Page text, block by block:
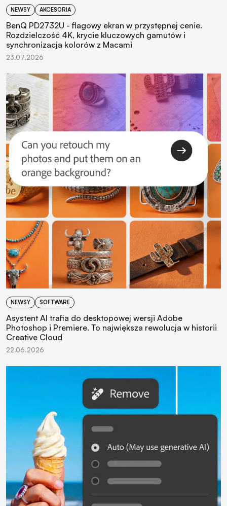
NEWSY AKCESORIA
BenQ PD2732U - flagowy ekran w przystępnej cenie.
Rozdzielczość 4K, krycie kluczowych gamutów i
synchronizacja kolorów z Macami
23.07.2026
NEWSY SOFTWARE
Asystent AI trafia do desktopowej wersji Adobe
Photoshop i Premiere. To największa rewolucja w historii
Creative Cloud
22.06.2026